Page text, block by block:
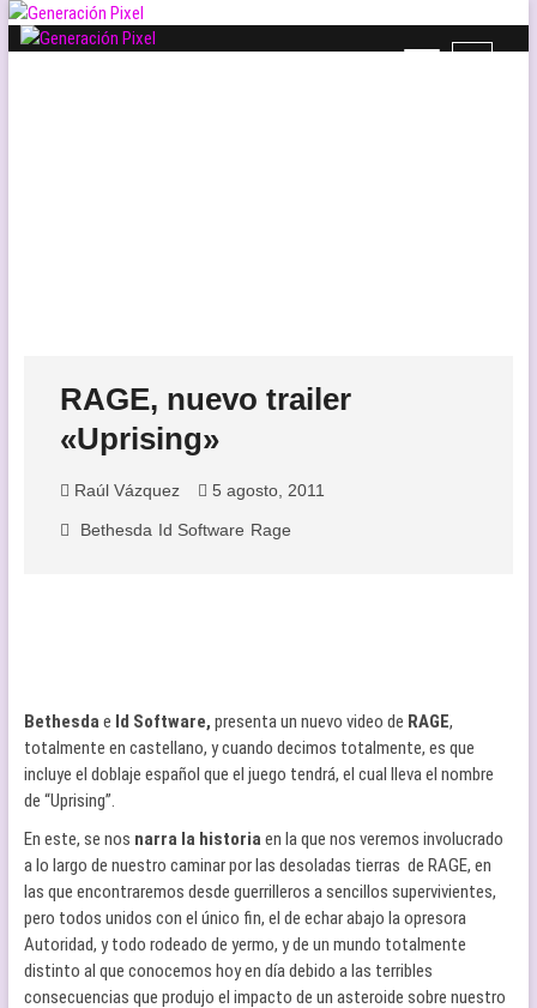
Saltar
B
RAGE, nuevo trailer
«Uprising»
Raúl Vázquez 5 agosto, 2011
Bethesda Id Software Rage
Bethesdae Id Software, presenta un nuevo video de RAGE,
totalmente en castellano, y cuando decimos totalmente, es que
incluye el doblaje español que el juego tendrá, el cual lleva el nombre
de “Uprising”.
En este, se nos narra la historiaen la que nos veremos involucrado
a lo largo de nuestro caminar por las desoladas tierras de RAGE, en
las que encontraremos desde guerrilleros a sencillos supervivientes,
pero todos unidos con el único fin, el de echar abajo la opresora
Autoridad, y todo rodeado de yermo, y de un mundo totalmente
distinto al que conocemos hoy en día debido a las terribles
consecuencias que produjo el impacto de un asteroide sobre nuestro